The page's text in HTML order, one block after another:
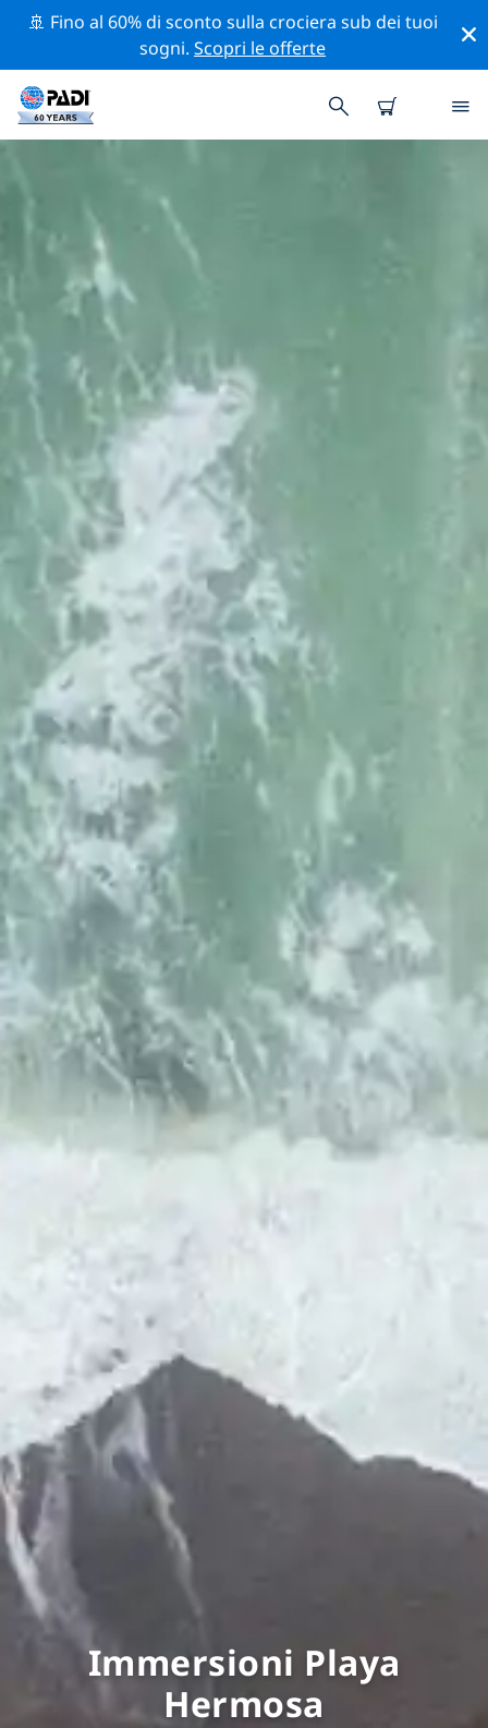
🚢 Fino al 60% di sconto sulla crociera sub dei tuoi
sogni.Scopri le offerte
Immersioni Playa
Hermosa